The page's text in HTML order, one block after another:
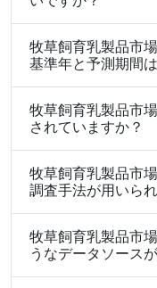
牧草飼育乳製品市
基準年と予測期間
牧草飼育乳製品市
されていますか？
牧草飼育乳製品市
調査手法が用いら
牧草飼育乳製品市
うなデータソース